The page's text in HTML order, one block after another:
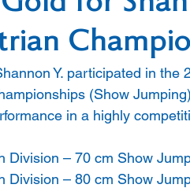
Y. participated in
(Show
in a highly
Division – 70 cm Show
Division – 80 cm Show